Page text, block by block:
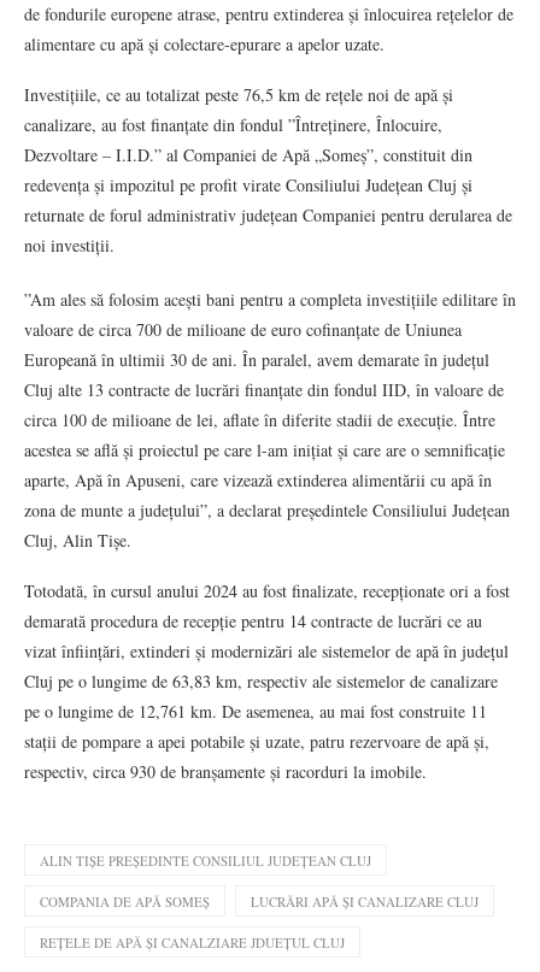
de fondurile europene atrase, pentru extinderea și înlocuirea rețelelor de
alimentare cu apă și colectare-epurare a apelor uzate.
Investițiile, ce au totalizat peste 76,5 km de rețele noi de apă și
canalizare, au fost finanțate din fondul ”Întreținere, Înlocuire,
Dezvoltare – I.I.D.” al Companiei de Apă „Someș”, constituit din
redevența și impozitul pe profit virate Consiliului Județean Cluj și
returnate de forul administrativ județean Companiei pentru derularea de
noi investiții.
”Am ales să folosim acești bani pentru a completa investițiile edilitare în
valoare de circa 700 de milioane de euro cofinanțate de Uniunea
Europeană în ultimii 30 de ani. În paralel, avem demarate în județul
Cluj alte 13 contracte de lucrări finanțate din fondul IID, în valoare de
circa 100 de milioane de lei, aflate în diferite stadii de execuție. Între
acestea se află și proiectul pe care l-am inițiat și care are o semnificație
aparte, Apă în Apuseni, care vizează extinderea alimentării cu apă în
zona de munte a județului”, a declarat președintele Consiliului Județean
Cluj, Alin Tișe.
Totodată, în cursul anului 2024 au fost finalizate, recepționate ori a fost
demarată procedura de recepție pentru 14 contracte de lucrări ce au
vizat înființări, extinderi și modernizări ale sistemelor de apă în județul
Cluj pe o lungime de 63,83 km, respectiv ale sistemelor de canalizare
pe o lungime de 12,761 km. De asemenea, au mai fost construite 11
stații de pompare a apei potabile și uzate, patru rezervoare de apă și,
respectiv, circa 930 de branșamente și racorduri la imobile.
ALIN TIȘE PREȘEDINTE CONSILIUL JUDEȚEAN CLUJ
COMPANIA DE APĂ SOMEȘ LUCRĂRI APĂ ȘI CANALIZARE CLUJ
REȚELE DE APĂ ȘI CANALZIARE JDUEȚUL CLUJ